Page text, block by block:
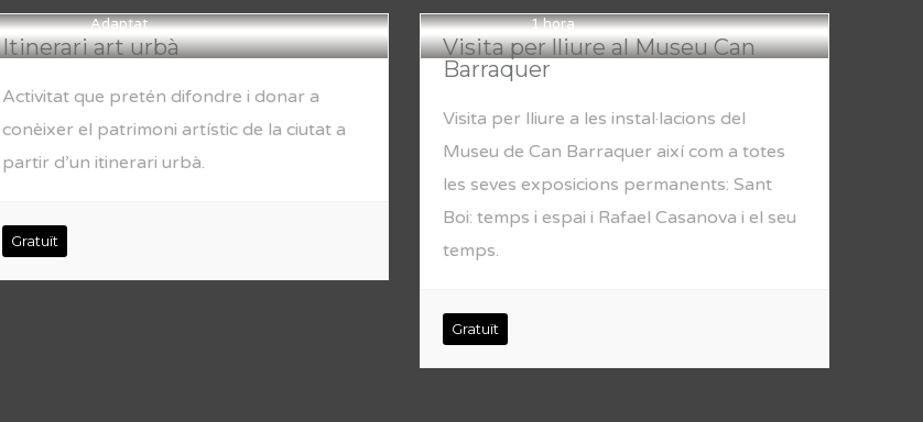
Adaptat
Itinerari art urbà
Activitat que pretén difondre i donar a
conèixer el patrimoni artístic de la ciutat a
partir d’un itinerari urbà.
Gratuït
1 hora
Visita per lliure al Museu Can
Barraquer
Visita per lliure a les instal·lacions del
Museu de Can Barraquer així com a totes
les seves exposicions permanents: Sant
Boi: temps i espai i Rafael Casanova i el seu
temps.
Gratuït